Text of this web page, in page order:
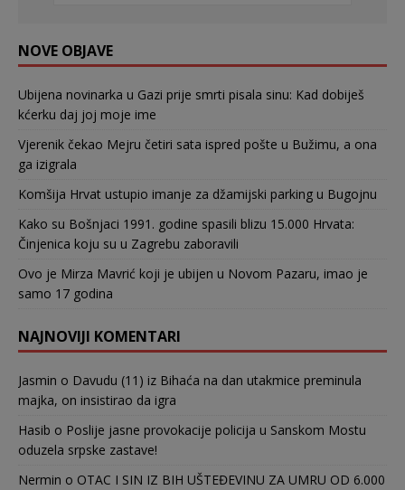
NOVE OBJAVE
Ubijena novinarka u Gazi prije smrti pisala sinu: Kad dobiješ
kćerku daj joj moje ime
Vjerenik čekao Mejru četiri sata ispred pošte u Bužimu, a ona
ga izigrala
Komšija Hrvat ustupio imanje za džamijski parking u Bugojnu
Kako su Bošnjaci 1991. godine spasili blizu 15.000 Hrvata:
Činjenica koju su u Zagrebu zaboravili
Ovo je Mirza Mavrić koji je ubijen u Novom Pazaru, imao je
samo 17 godina
NAJNOVIJI KOMENTARI
Jasmin o Davudu (11) iz Bihaća na dan utakmice preminula
majka, on insistirao da igra
Hasib o Poslije jasne provokacije policija u Sanskom Mostu
oduzela srpske zastave!
Nermin o OTAC I SIN IZ BIH UŠTEĐEVINU ZA UMRU OD 6.000